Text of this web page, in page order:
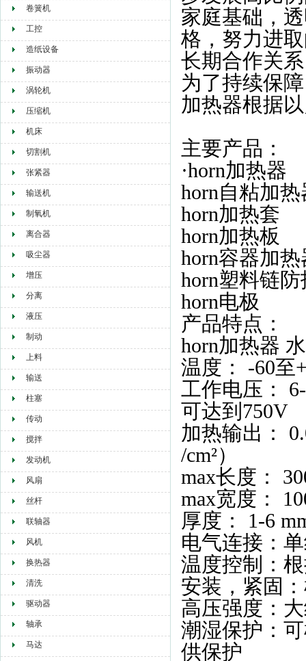
卷簧机
工控
造纸设备
振动器
涡轮机
压缩机
机床
切割机
张紧器
输送机
制氧机
离合器
吸尘器
增压
分离
液压
制动
上料
输送
柱塞
传动
搅拌
发动机
风扇
丝杆
联轴器
风机
换热器
清洗
驱动器
轴承
马达
家庭基础，
格，努力进
长期合作关
为了持续保
加热器根据
主要产品：
·horn加热器
horn自粘加热
horn加热套
horn加热板
horn容器加热
horn塑料链
horn电极
产品特点：
horn加热器
温度： -60至
工作电压：
可达到750V
加热输出：
/cm²）
max长度：
max宽度：
厚度： 1-6
电气连接：
温度控制：
安装，紧固
高压强度：
潮湿保护：
供保护